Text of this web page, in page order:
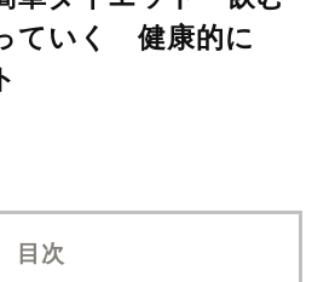
ていく 健康的に
目次